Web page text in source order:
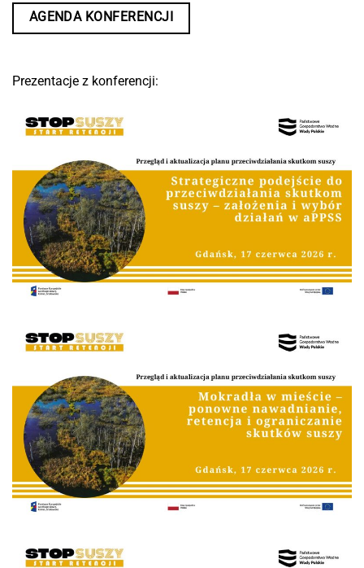
AGENDA KONFERENCJI
Prezentacje z konferencji: